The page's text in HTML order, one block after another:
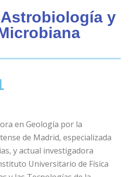
y
en Geología por la
de Madrid, especializada
y actual investigadora
Universitario de Física